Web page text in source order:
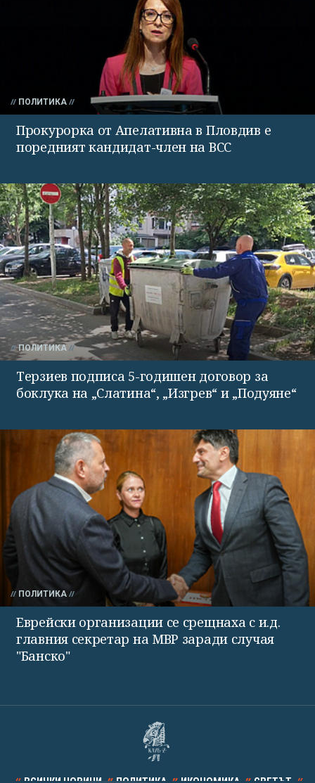
ПОЛИТИКА
Прокурорка от Апелативна в Пловдив е
поредният кандидат-член на ВСС
ПОЛИТИКА
Терзиев подписа 5-годишен договор за
боклука на „Слатина“, „Изгрев“ и „Подуяне“
ПОЛИТИКА
Еврейски организации се срещнаха с и.д.
главния секретар на МВР заради случая
"Банско"